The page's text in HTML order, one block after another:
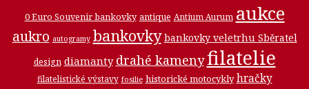
0 Euro Souvenir bankovky antique Antium Aurum aukce
aukro autogramy bankovky bankovky veletrhu Sběratel
design diamanty drahé kamenyfilatelie
filatelistické výstavy fosilie historické motocykly hračky